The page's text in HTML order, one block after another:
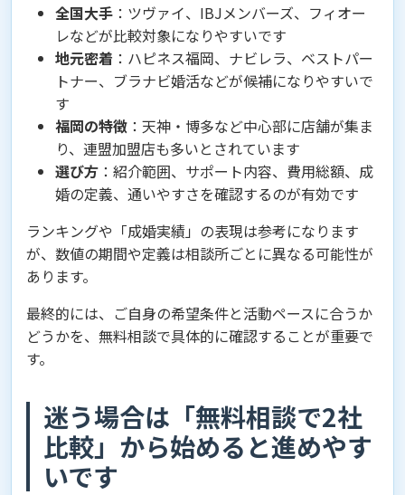
全国大手 ：ツヴァイ、IBJメンバーズ、フィオー
レなどが比較対象になりやすいです
地元密着 ：ハピネス福岡、ナビレラ、ベストパー
トナー、ブラナビ婚活などが候補になりやすいで
す
福岡の特徴 ：天神・博多など中心部に店舗が集ま
り、連盟加盟店も多いとされています
選び方 ：紹介範囲、サポート内容、費用総額、成
婚の定義、通いやすさを確認するのが有効です
ランキングや「成婚実績」の表現は参考になります
が、数値の期間や定義は相談所ごとに異なる可能性が
あります。
最終的には、ご自身の希望条件と活動ペースに合うか
どうかを、無料相談で具体的に確認することが重要で
す。
迷う場合は「無料相談で2社
比較」から始めると進めやす
いです